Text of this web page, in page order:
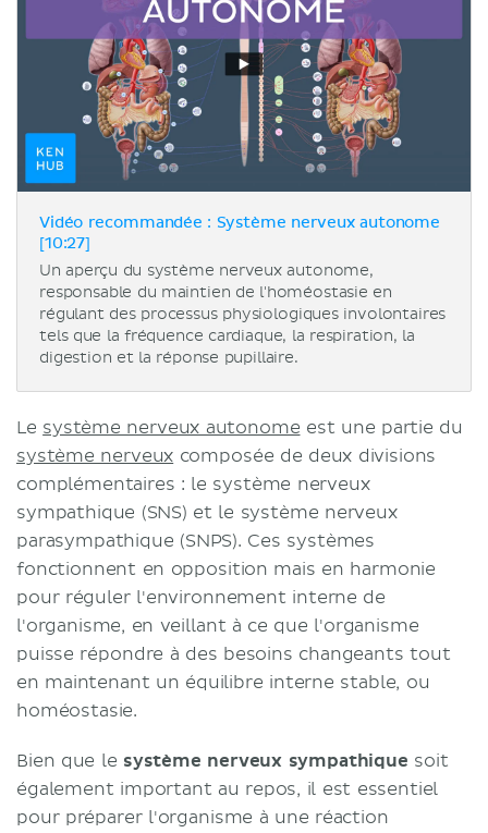
Vidéo recommandée : Système nerveux autonome
[10:27]
Un aperçu du système nerveux autonome,
responsable du maintien de l'homéostasie en
régulant des processus physiologiques involontaires
tels que la fréquence cardiaque, la respiration, la
digestion et la réponse pupillaire.
Le système nerveux autonome est une partie du
système nerveux composée de deux divisions
complémentaires : le système nerveux
sympathique (SNS) et le système nerveux
parasympathique (SNPS). Ces systèmes
fonctionnent en opposition mais en harmonie
pour réguler l'environnement interne de
l'organisme, en veillant à ce que l'organisme
puisse répondre à des besoins changeants tout
en maintenant un équilibre interne stable, ou
homéostasie.
Bien que le système nerveux sympathique soit
également important au repos, il est essentiel
pour préparer l'organisme à une réaction